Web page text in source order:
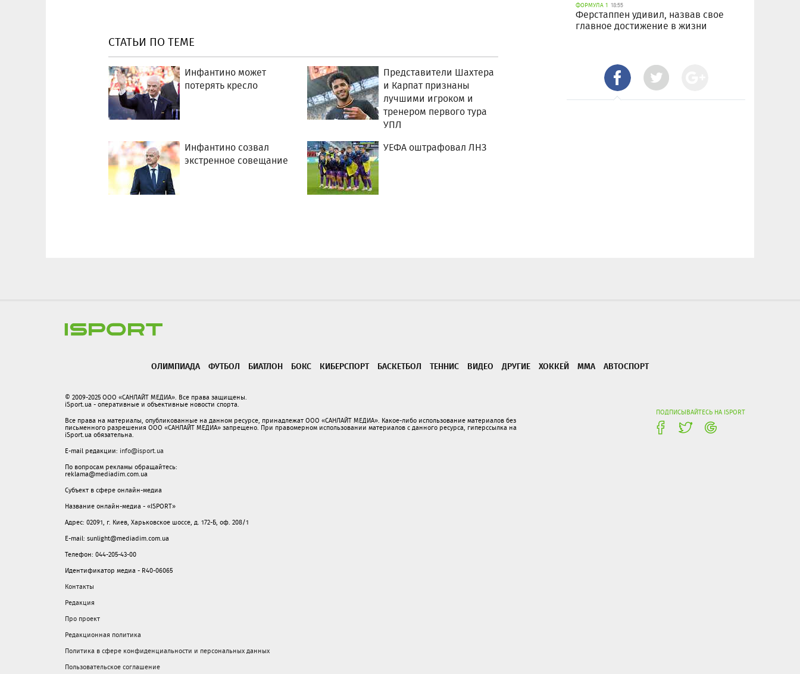
СТАТЬИ ПО ТЕМЕ
Инфантино может
потерять кресло
Представители Шахтера
и Карпат признаны
лучшими игроком и
тренером первого тура
УПЛ
Инфантино созвал
экстренное совещание
УЕФА оштрафовал ЛНЗ
ФОРМУЛА 1 18:55
Ферстаппен удивил, назвав свое
главное достижение в жизни
ОЛИМПИАДА ФУТБОЛ БИАТЛОН БОКС КИБЕРСПОРТ БАСКЕТБОЛ ТЕННИС ВИДЕО ДРУГИЕ ХОККЕЙ ММА АВТОСПОРТ
ПОДПИСЫВАЙТЕСЬ НА ISPORT
© 2009-2025 ООО «САНЛАЙТ МЕДИА». Все права защищены.
iSport.ua - оперативные и объективные новости спорта.
Все права на материалы, опубликованные на данном ресурсе, принадлежат ООО «САНЛАЙТ МЕДИА». Какое-либо использование материалов без
письменного разрешения ООО «САНЛАЙТ МЕДИА» запрещено. При правомерном использовании материалов с данного ресурса, гиперссылка на
iSport.ua обязательна.
E-mail редакции: info@isport.ua
По вопросам рекламы обращайтесь:
reklama@mediadim.com.ua
Субъект в сфере онлайн-медиа
Название онлайн-медиа - «ISPORT»
Адрес: 02091, г. Киев, Харьковское шоссе, д. 172-Б, оф. 208/1
E-mail: sunlight@mediadim.com.ua
Телефон: 044-205-43-00
Идентификатор медиа - R40-06065
Контакты
Редакция
Про проект
Редакционная политика
Политика в сфере конфиденциальности и персональных данных
Пользовательское соглашение